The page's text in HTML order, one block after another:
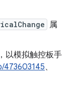
属
以模拟触控板手
473603145、